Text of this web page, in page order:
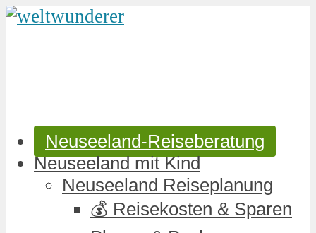
Neuseeland-Reiseberatung
Neuseeland mit Kind
Neuseeland Reiseplanung
💰 Reisekosten & Sparen